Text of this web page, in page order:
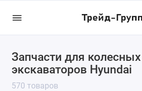
Запчасти для колесных
экскаваторов Hyundai
570 товаров
Для колесных экскаваторов
Для гусеничных экскаваторов